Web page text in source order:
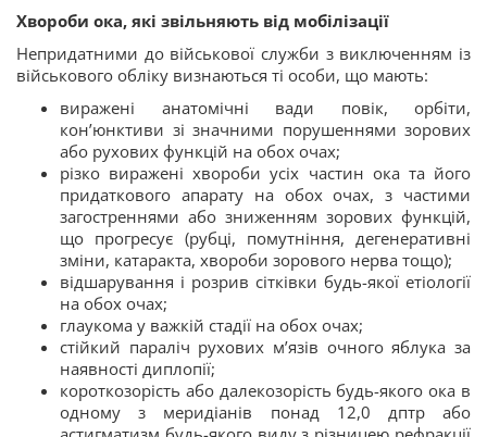
Хвороби ока, які звільняють від мобілізації
Непридатними до військової служби з виключенням із
військового обліку визнаються ті особи, що мають:
виражені анатомічні вади повік, орбіти,
кон’юнктиви зі значними порушеннями зорових
або рухових функцій на обох очах;
різко виражені хвороби усіх частин ока та його
придаткового апарату на обох очах, з частими
загостреннями або зниженням зорових функцій,
що прогресує (рубці, помутніння, дегенеративні
зміни, катаракта, хвороби зорового нерва тощо);
відшарування і розрив сітківки будь-якої етіології
на обох очах;
глаукома у важкій стадії на обох очах;
стійкий параліч рухових м’язів очного яблука за
наявності диплопії;
короткозорість або далекозорість будь-якого ока в
одному з меридіанів понад 12,0 дптр або